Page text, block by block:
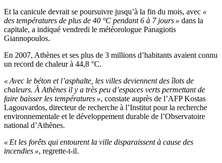
Et la canicule devrait se poursuivre jusqu’à la fin du mois, avec «
des températures de plus de 40 °C pendant 6 à 7 jours » dans la
capitale, a indiqué vendredi le météorologue Panagiotis
Giannopoulos.
En 2007, Athènes et ses plus de 3 millions d’habitants avaient connu
un record de chaleur à 44,8 °C.
« Avec le béton et l’asphalte, les villes deviennent des îlots de
chaleurs. À Athènes il y a très peu d’espaces verts permettant de
faire baisser les températures », constate auprès de l’AFP Kostas
Lagouvardos, directeur de recherche à l’Institut pour la recherche
environnementale et le développement durable de l’Observatoire
national d’Athènes.
« Et les forêts qui entourent la ville disparaissent à cause des
incendies », regrette-t-il.